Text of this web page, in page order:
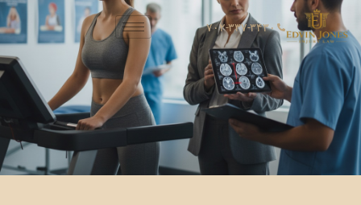
۷۰۲-۳۳۷-۳۴۳۰